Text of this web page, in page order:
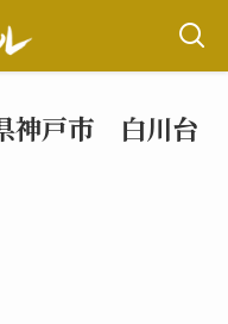
神戸市 白川台